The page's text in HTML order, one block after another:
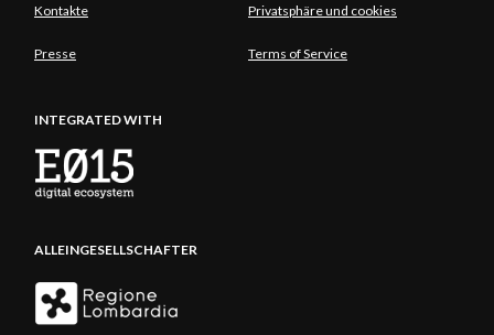
Kontakte Privatsphäre und cookies
Presse Terms of Service
INTEGRATED WITH
ALLEINGESELLSCHAFTER